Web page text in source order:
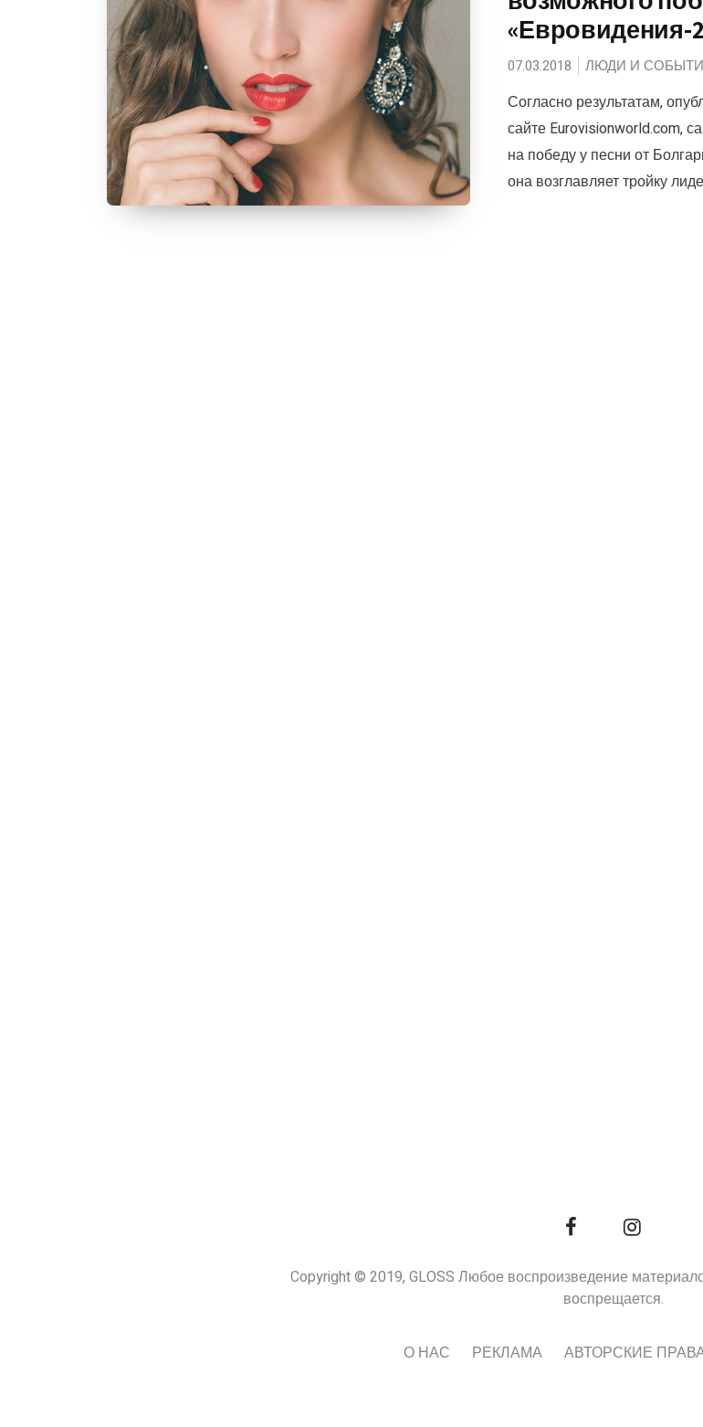
«Евровидения-
07.03.2018 ЛЮДИ И
Согласно результатам,
сайте Eurovisionworld.com,
на победу у песни от
она возглавляет тройку
Copyright © 2019, GLOSS Любое воспроизведение
воспрещается.
О НАС РЕКЛАМА АВТОРСКИЕ